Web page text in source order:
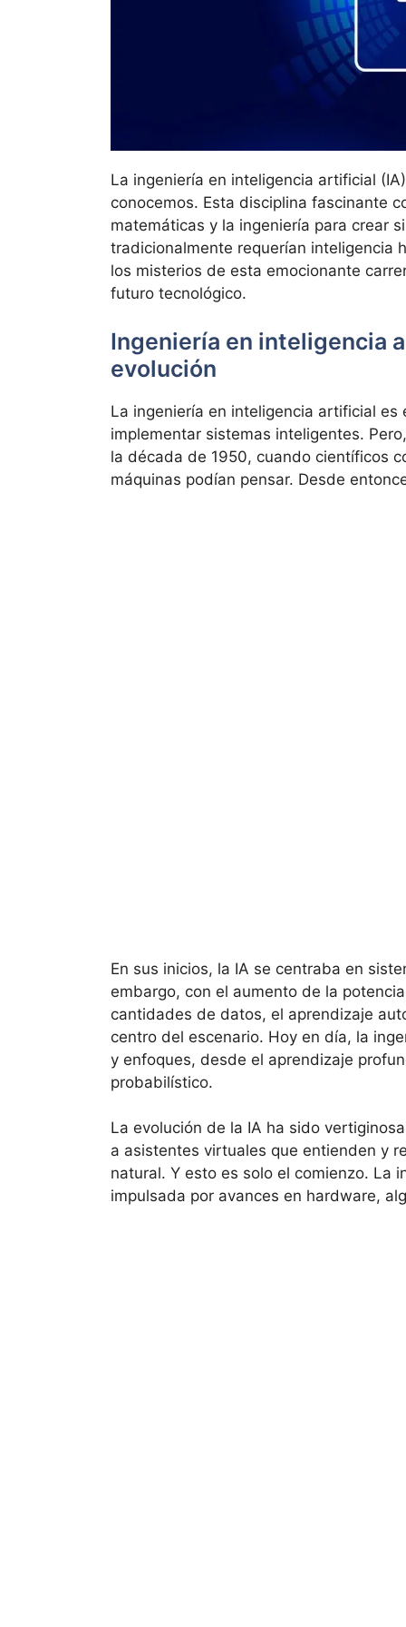
La ingeniería en inteligencia artificial
conocemos. Esta disciplina fascinante
matemáticas y la ingeniería para crear
tradicionalmente requerían inteligencia
los misterios de esta emocionante
futuro tecnológico.
Ingeniería en inteligencia
evolución
La ingeniería en inteligencia artificial
implementar sistemas inteligentes.
la década de 1950, cuando científicos
máquinas podían pensar. Desde
En sus inicios, la IA se centraba en
embargo, con el aumento de la
cantidades de datos, el aprendizaje
centro del escenario. Hoy en día, la
y enfoques, desde el aprendizaje
probabilístico.
La evolución de la IA ha sido
a asistentes virtuales que entienden y
natural. Y esto es solo el comienzo. La
impulsada por avances en hardware,